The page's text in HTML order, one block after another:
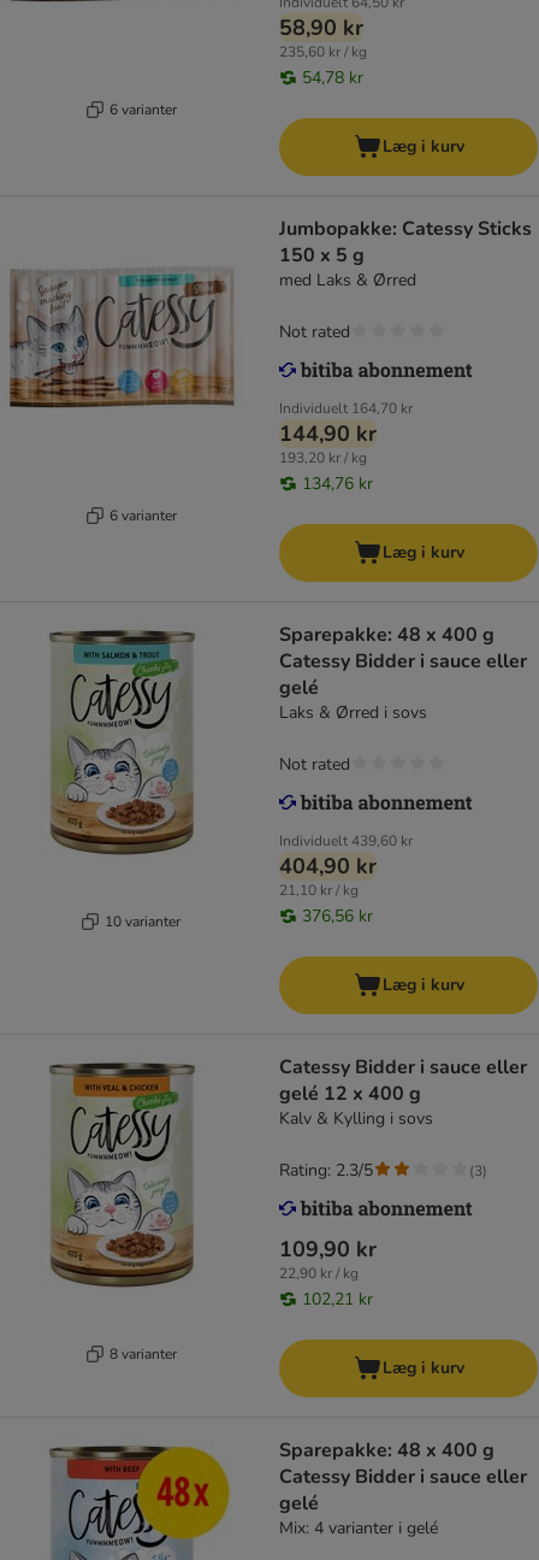
6 varianter
58,90 kr
235,60 kr / kg
54,78 kr
Læg i kurv
6 varianter
Jumbopakke: Catessy Sticks
150 x 5 g
med Laks & Ørred
Individuelt 164,70 kr
144,90 kr
193,20 kr / kg
134,76 kr
Not rated
Læg i kurv
10 varianter
Sparepakke: 48 x 400 g
Catessy Bidder i sauce eller
gelé
Laks & Ørred i sovs
Individuelt439,60 kr
404,90 kr
21,10 kr / kg
376,56 kr
Not rated
Læg i kurv
8 varianter
Catessy Bidder i sauce eller
gelé 12 x 400 g
Kalv & Kylling i sovs
109,90 kr
22,90 kr / kg
102,21 kr
Rating: 2.3/5 (3)
Læg i kurv
Sparepakke: 48 x 400 g
Catessy Bidder i sauce eller
gelé
Mix: 4 varianter i gelé